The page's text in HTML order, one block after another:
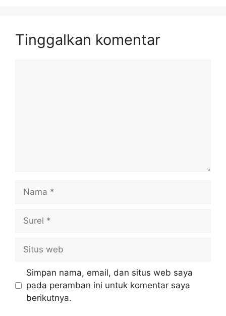
Tinggalkan komentar
Nama
Surel
Situs
web
Simpan nama, email, dan situs web saya
pada peramban ini untuk komentar saya
berikutnya.